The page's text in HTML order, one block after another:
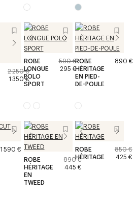
2 250 €
1 350 €
ROBE
LONGUE
POLO
SPORT
590 €
295 €
ROBE
HÉRITAGE
EN PIED-
DE-POULE
890 €
1 590 €
ROBE
HÉRITAGE
EN
TWEED
890 €
445 €
ROBE
HÉRITAGE
850 €
425 €